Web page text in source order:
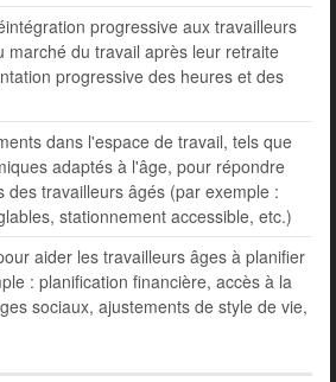
progressive aux travailleurs
marché du travail après leur retraite
progressive des heures et des
dans l'espace de travail, tels que
adaptés à l'âge, pour répondre
des travailleurs âgés (par exemple :
stationnement accessible, etc.)
aider les travailleurs âges à planifier
: planification financière, accès à la
sociaux, ajustements de style de vie,